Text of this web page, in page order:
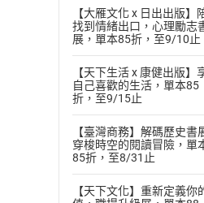
【大雁文化 x 日出出版】
找到情緒出口，心理勵志
展，單本85折，至9/10止
【天下生活 x 康健出版】
自己喜歡的生活，單本85
折，至9/15止
【臺灣商務】解碼歷史書
穿梭時空的閱讀冒險，單
85折，至8/31止
【天下文化】重新定義你